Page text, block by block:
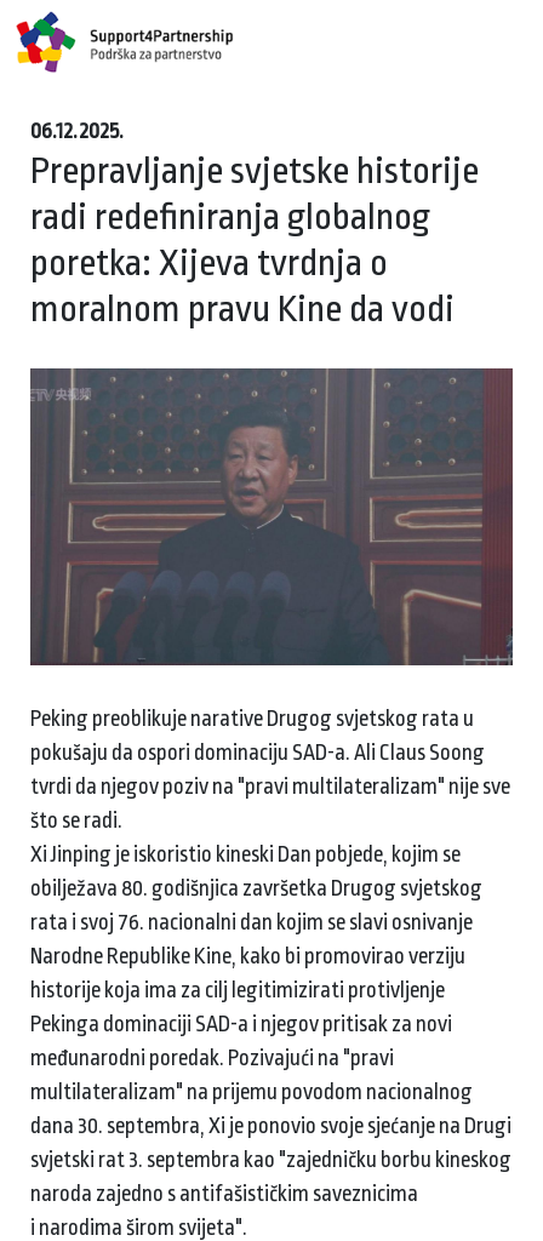
06.12.2025.
Prepravljanje svjetske historije
radi redefiniranja globalnog
poretka: Xijeva tvrdnja o
moralnom pravu Kine da vodi
Peking preoblikuje narative Drugog svjetskog rata u
pokušaju da ospori dominaciju SAD-a. Ali Claus Soong
tvrdi da njegov poziv na "pravi multilateralizam" nije sve
što se radi.
Xi Jinping je iskoristio kineski Dan pobjede, kojim se
obilježava 80. godišnjica završetka Drugog svjetskog
rata i svoj 76. nacionalni dan kojim se slavi osnivanje
Narodne Republike Kine, kako bi promovirao verziju
historije koja ima za cilj legitimizirati protivljenje
Pekinga dominaciji SAD-a i njegov pritisak za novi
međunarodni poredak. Pozivajući na "pravi
multilateralizam" na prijemu povodom nacionalnog
dana 30. septembra, Xi je ponovio svoje sjećanje na Drugi
svjetski rat 3. septembra kao "zajedničku borbu kineskog
naroda zajedno s antifašističkim saveznicima
i narodima širom svijeta".